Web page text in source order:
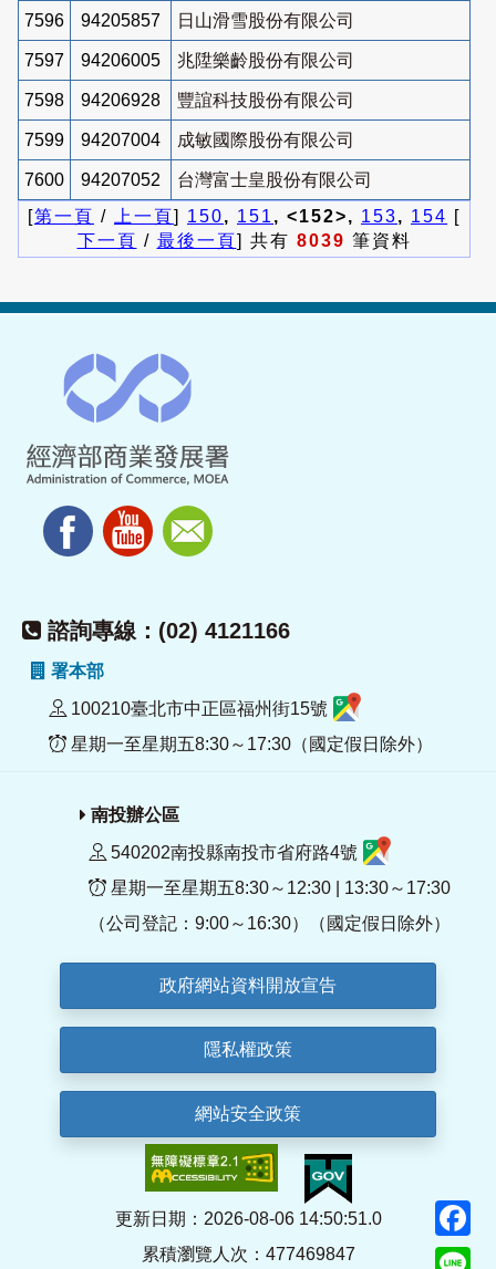
7596 94205857 日山滑雪股份有限公司
7597 94206005 兆陞樂齡股份有限公司
7598 94206928 豐誼科技股份有限公司
7599 94207004 成敏國際股份有限公司
7600 94207052
台灣富士皇股份有限公司
[第一頁 / 上一頁] 150, 151 , <152>, 153, 154 [
下一頁 / 最後一頁] 共有 8039 筆資料
諮詢專線：(02) 4121166
署本部
100210臺北市中正區福州街15號
星期一至星期五8:30～17:30（國定假日除外）
南投辦公區
540202南投縣南投市省府路4號
星期一至星期五8:30～12:30 | 13:30～17:30
（公司登記：9:00～16:30）（國定假日除外）
政府網站資料開放宣告
隱私權政策
網站安全政策
更新日期：2026-08-06 14:50:51.0
累積瀏覽人次：477469847